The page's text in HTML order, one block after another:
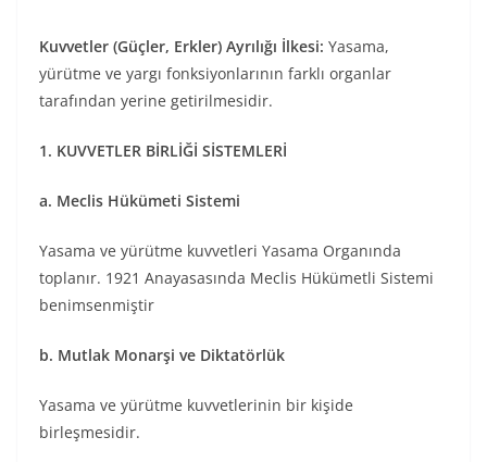
Kuvvetler (Güçler, Erkler) Ayrılığı İlkesi: Yasama,
yürütme ve yargı fonksiyonlarının farklı organlar
tarafından yerine getirilmesidir.
1. KUVVETLER BİRLİĞİ SİSTEMLERİ
a. Meclis Hükümeti Sistemi
Yasama ve yürütme kuvvetleri Yasama Organında
toplanır. 1921 Anayasasında Meclis Hükümetli Sistemi
benimsenmiştir
b. Mutlak Monarşi ve Diktatörlük
Yasama ve yürütme kuvvetlerinin bir kişide
birleşmesidir.